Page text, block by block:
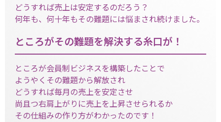
どうすれば売上は安定するのだろう？
何年も、何十年もその難題には悩まされ続けました。
ところがその難題を解決する糸口が！
ところが会員制ビジネスを構築したことで
ようやくその難題から解放され
どうすれば毎月の売上を安定させ
尚且つ右肩上がりに売上を上昇させられるか
その仕組みの作り方がわかったのです！